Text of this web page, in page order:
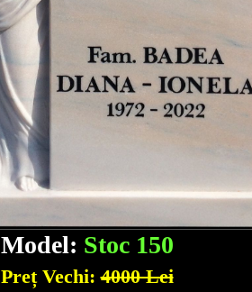
Model: Stoc 150
Preț Vechi:4000 Lei